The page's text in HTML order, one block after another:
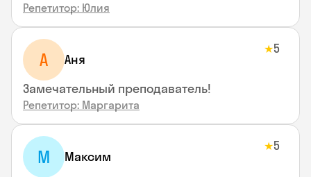
Репетитор: Юлия
А Аня
★5
Замечательный преподаватель!
Репетитор: Маргарита
М Максим
★5